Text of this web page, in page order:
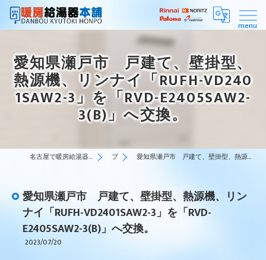
愛知県瀬戸市 戸建て、壁掛型、
熱源機、リンナイ「RUFH-VD240
1SAW2-3」を「RVD-E2405SAW2-
3(B)」へ交換。
名古屋で暖房給湯器はスピーディーな対応の暖房給湯器本舗 ブログ 愛知県瀬戸市 戸建て、壁掛型、熱源機、リンナイ「RUFH-VD2401SAW2-3」を「RVD-E2405SAW2-3(B)」へ交換。
愛知県瀬戸市 戸建て、壁掛型、熱源機、リン
ナイ「RUFH-VD2401SAW2-3」を「RVD-
E2405SAW2-3(B)」へ交換。
2023/07/20